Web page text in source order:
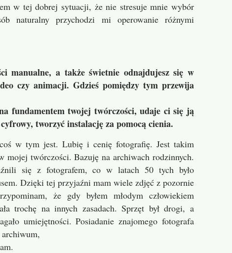
w tej dobrej sytuacji, że nie stresuje mnie wybór
naturalny przychodzi mi operowanie różnymi
manualne, a także świetnie odnajdujesz się w
czy animacji. Gdzieś pomiędzy tym przewija
fundamentem twojej twórczości, udaje ci się ją
tworzyć instalację za pomocą cienia.
w tym jest. Lubię i cenię fotografię. Jest takim
mojej twórczości. Bazuję na archiwach rodzinnych.
się z fotografem, co w latach 50 tych było
Dzięki tej przyjaźni mam wiele zdjęć z pozornie
że gdy byłem młodym człowiekiem
trochę na innych zasadach. Sprzęt był drogi, a
umiejętności. Posiadanie znajomego fotografa
archiwum,